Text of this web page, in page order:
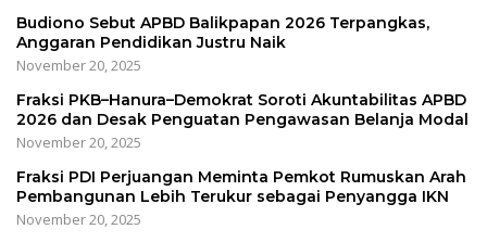
Budiono Sebut APBD Balikpapan 2026 Terpangkas,
Anggaran Pendidikan Justru Naik
November 20, 2025
Fraksi PKB–Hanura–Demokrat Soroti Akuntabilitas APBD
2026 dan Desak Penguatan Pengawasan Belanja Modal
November 20, 2025
Fraksi PDI Perjuangan Meminta Pemkot Rumuskan Arah
Pembangunan Lebih Terukur sebagai Penyangga IKN
November 20, 2025